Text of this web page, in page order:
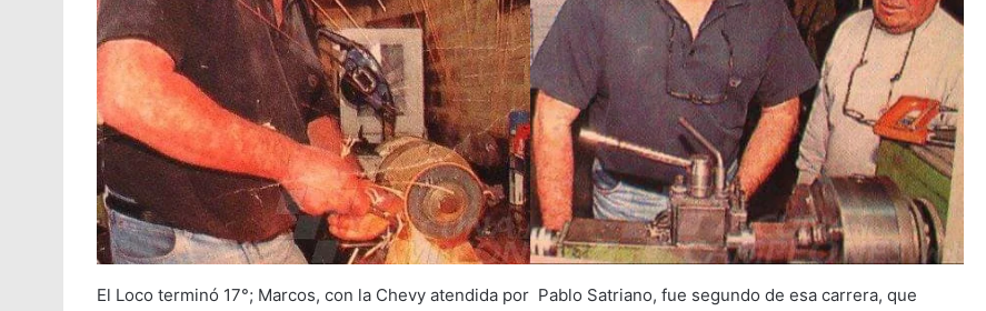
El Loco terminó 17°; Marcos, con la Chevy atendida por Pablo Satriano, fue segundo de esa carrera, que